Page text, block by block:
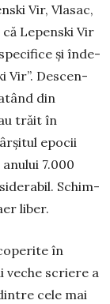
Vir, Vlasac,
Le­penski Vir
şi înde­
Vir”. Descen­
din
trăit în
epocii
7.000
Schim­
liber.
în
veche scriere a
cele mai